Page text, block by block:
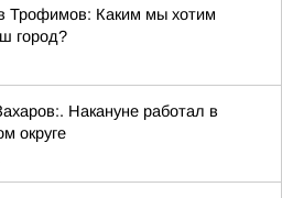
Трофимов: Каким мы хотим
город?
Накануне работал в
округе